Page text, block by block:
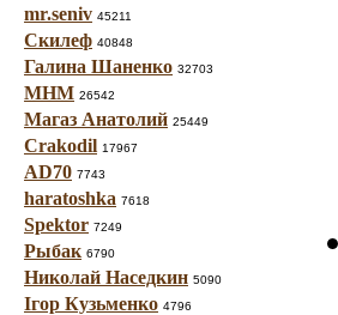
mr.seniv 45211
Скилеф 40848
Галина Шаненко 32703
МНМ 26542
Магаз Анатолий 25449
Crakodil 17967
AD70 7743
haratoshka 7618
Spektor 7249
Рыбак 6790
Николай Наседкин 5090
Ігор Кузьменко 4796